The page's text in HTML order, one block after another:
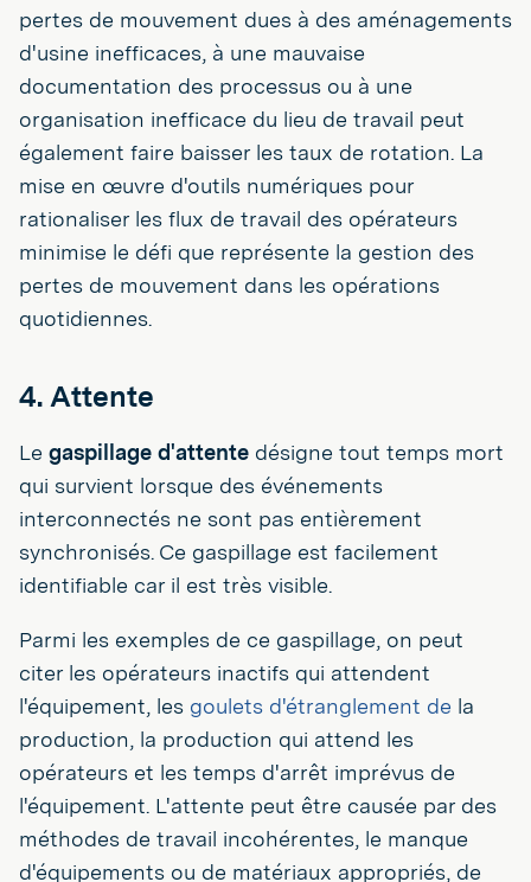
pertes de mouvement dues à des aménagements
d'usine inefficaces, à une mauvaise
documentation des processus ou à une
organisation inefficace du lieu de travail peut
également faire baisser les taux de rotation. La
mise en œuvre d'outils numériques pour
rationaliser les flux de travail des opérateurs
minimise le défi que représente la gestion des
pertes de mouvement dans les opérations
quotidiennes.
4. Attente
Le gaspillage d'attente désigne tout temps mort
qui survient lorsque des événements
interconnectés ne sont pas entièrement
synchronisés. Ce gaspillage est facilement
identifiable car il est très visible.
Parmi les exemples de ce gaspillage, on peut
citer les opérateurs inactifs qui attendent
l'équipement, les goulets d'étranglement de la
production, la production qui attend les
opérateurs et les temps d'arrêt imprévus de
l'équipement. L'attente peut être causée par des
méthodes de travail incohérentes, le manque
d'équipements ou de matériaux appropriés, de